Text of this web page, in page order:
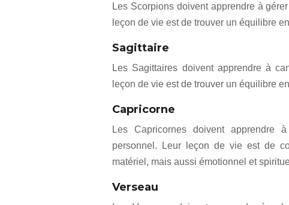
Les Scorpions doivent apprendre à
leçon de vie est de trouver un équilibre
Sagittaire
Les Sagittaires doivent apprendre à
leçon de vie est de trouver un équilibre
Capricorne
Les Capricornes doivent apprendre
personnel. Leur leçon de vie est de
matériel, mais aussi émotionnel et
Verseau